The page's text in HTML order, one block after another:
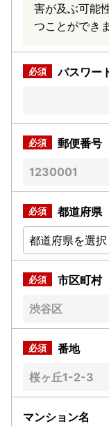
害が及ぶ可能
つことができま
パスワー
郵便番号
都道府県
市区町村
番地
マンション名